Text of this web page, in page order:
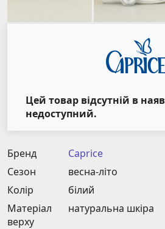
Цей товар відсутній в
недоступний.
Бренд
Caprice
Сезон
весна-літо
Колір
білий
Матеріал
верху
натуральна шкіра